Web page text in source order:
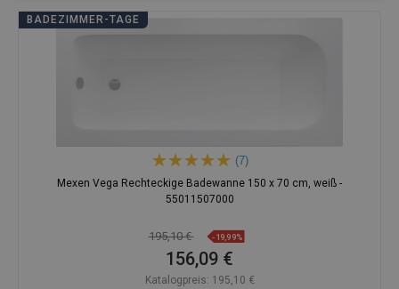
BADEZIMMER-TAGE
(7)
Mexen Vega Rechteckige Badewanne 150 x 70 cm, weiß -
55011507000
195,10 € -19,99%
156,09 €
Katalogpreis: 195,10 €